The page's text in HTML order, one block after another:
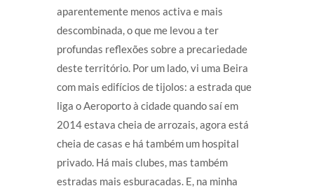
aparentemente menos activa e mais
descombinada, o que me levou a ter
profundas reflexões sobre a precariedade
deste território. Por um lado, vi uma Beira
com mais edifícios de tijolos: a estrada que
liga o Aeroporto à cidade quando saí em
2014 estava cheia de arrozais, agora está
cheia de casas e há também um hospital
privado. Há mais clubes, mas também
estradas mais esburacadas. E, na minha